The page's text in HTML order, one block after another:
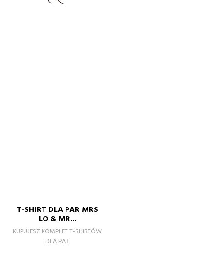
T-SHIRT DLA PAR MRS
LO & MR...
KUPUJESZ KOMPLET T-SHIRTÓW
DLA PAR